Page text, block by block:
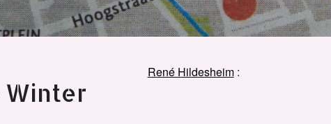
Winter
René Hildesheim